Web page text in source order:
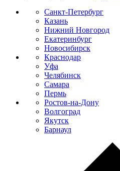
Санкт-Петербург
Казань
Нижний Новгород
Екатеринбург
Новосибирск
Краснодар
Уфа
Челябинск
Самара
Пермь
Ростов-на-Дону
Волгоград
Якутск
Барнаул